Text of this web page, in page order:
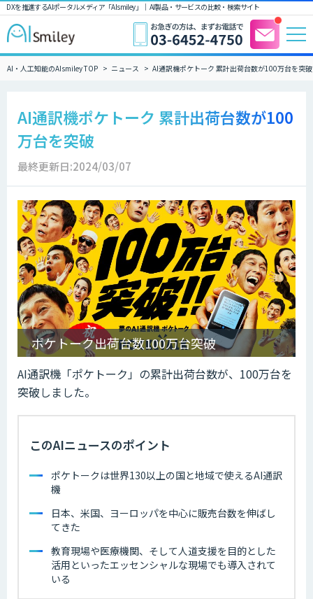
DXを推進するAIポータルメディア「AIsmiley」｜ AI製品・サービスの比較・検索サイト
AI・人工知能のAIsmiley TOP ニュース AI通訳機ポケトーク 累計出荷台数が100万台を突破
AI通訳機ポケトーク 累計出荷台数が100
万台を突破
最終更新日:2024/03/07
ポケトーク出荷台数100万台突破
AI通訳機「ポケトーク」の累計出荷台数が、100万台を
突破しました。
このAIニュースのポイント
ポケトークは世界130以上の国と地域で使えるAI通訳
機
日本、米国、ヨーロッパを中心に販売台数を伸ばし
てきた
教育現場や医療機関、そして人道支援を目的とした
活用といったエッセンシャルな現場でも導入されて
いる